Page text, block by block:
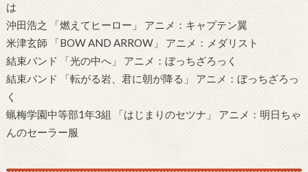
は
沖田浩之 「燃えてヒーロー」 アニメ：キャプテン翼
米津玄師 「BOW AND ARROW」 アニメ：メダリスト
結束バンド 「光の中へ」 アニメ：ぼっちざろっく
結束バンド 「転がる岩、君に朝が降る」 アニメ：ぼっちざろっ
く
蝋梅学園中等部1年3組 「はじまりのセツナ」 アニメ：明日ちゃ
んのセーラー服